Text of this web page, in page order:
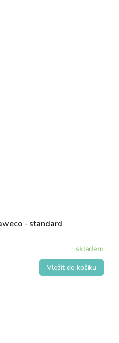
- standard
skladem